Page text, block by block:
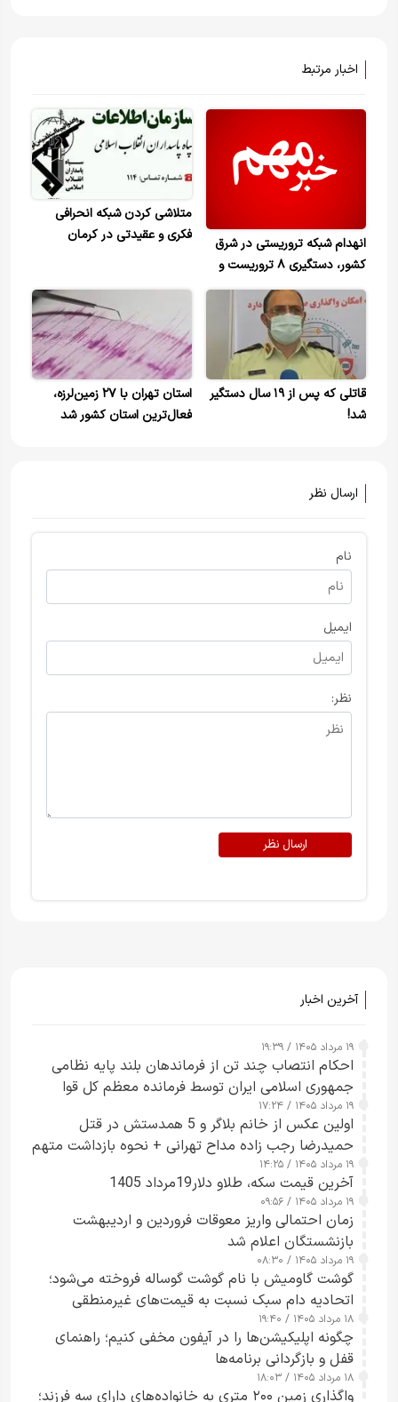
اخبار مرتبط
انهدام شبکه تروریستی در شرق
کشور، دستگیری ۸ تروریست ‌و
هلاکت ۳ نفر
متلاشی کردن شبکه انحرافی
فکری و عقیدتی در کرمان
قاتلی که پس از ۱۹ سال دستگیر
شد!
استان تهران با ۲۷ زمین‌لرزه،
فعال‌ترین استان کشور شد
ارسال نظر
نام
ایمیل
نظر:
ارسال نظر
آخرین اخبار
۱۹ مرداد ۱۴۰۵ / ۱۹:۳۹
احکام انتصاب چند تن از فرماندهان بلند پایه نظامی
جمهوری اسلامی ایران توسط فرمانده معظم کل قوا
صادر شد
۱۹ مرداد ۱۴۰۵ / ۱۷:۲۴
اولین عکس از خانم بلاگر و 5 همدستش در قتل
حمیدرضا رجب زاده مداح تهرانی + نحوه بازداشت متهم
زن قبل از ترک ایران
۱۹ مرداد ۱۴۰۵ / ۱۴:۲۵
آخرین قیمت سکه، طلاو دلار19مرداد 1405
۱۹ مرداد ۱۴۰۵ / ۰۹:۵۶
زمان احتمالی واریز معوقات فروردین و اردیبهشت
بازنشستگان اعلام شد
۱۹ مرداد ۱۴۰۵ / ۰۸:۳۰
گوشت گاومیش با نام گوشت گوساله فروخته می‌شود؛
اتحادیه دام سبک نسبت به قیمت‌های غیرمنطقی
هشدار داد
۱۸ مرداد ۱۴۰۵ / ۱۹:۴۰
چگونه اپلیکیشن‌ها را در آیفون مخفی کنیم؛ راهنمای
قفل و بازگردانی برنامه‌ها
۱۸ مرداد ۱۴۰۵ / ۱۸:۰۳
واگذاری زمین ۲۰۰ متری به خانواده‌های دارای سه فرزند؛